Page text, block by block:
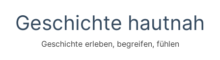
Inhalt
springenGeschichte hautnah
Geschichte erleben, begreifen, fühlen